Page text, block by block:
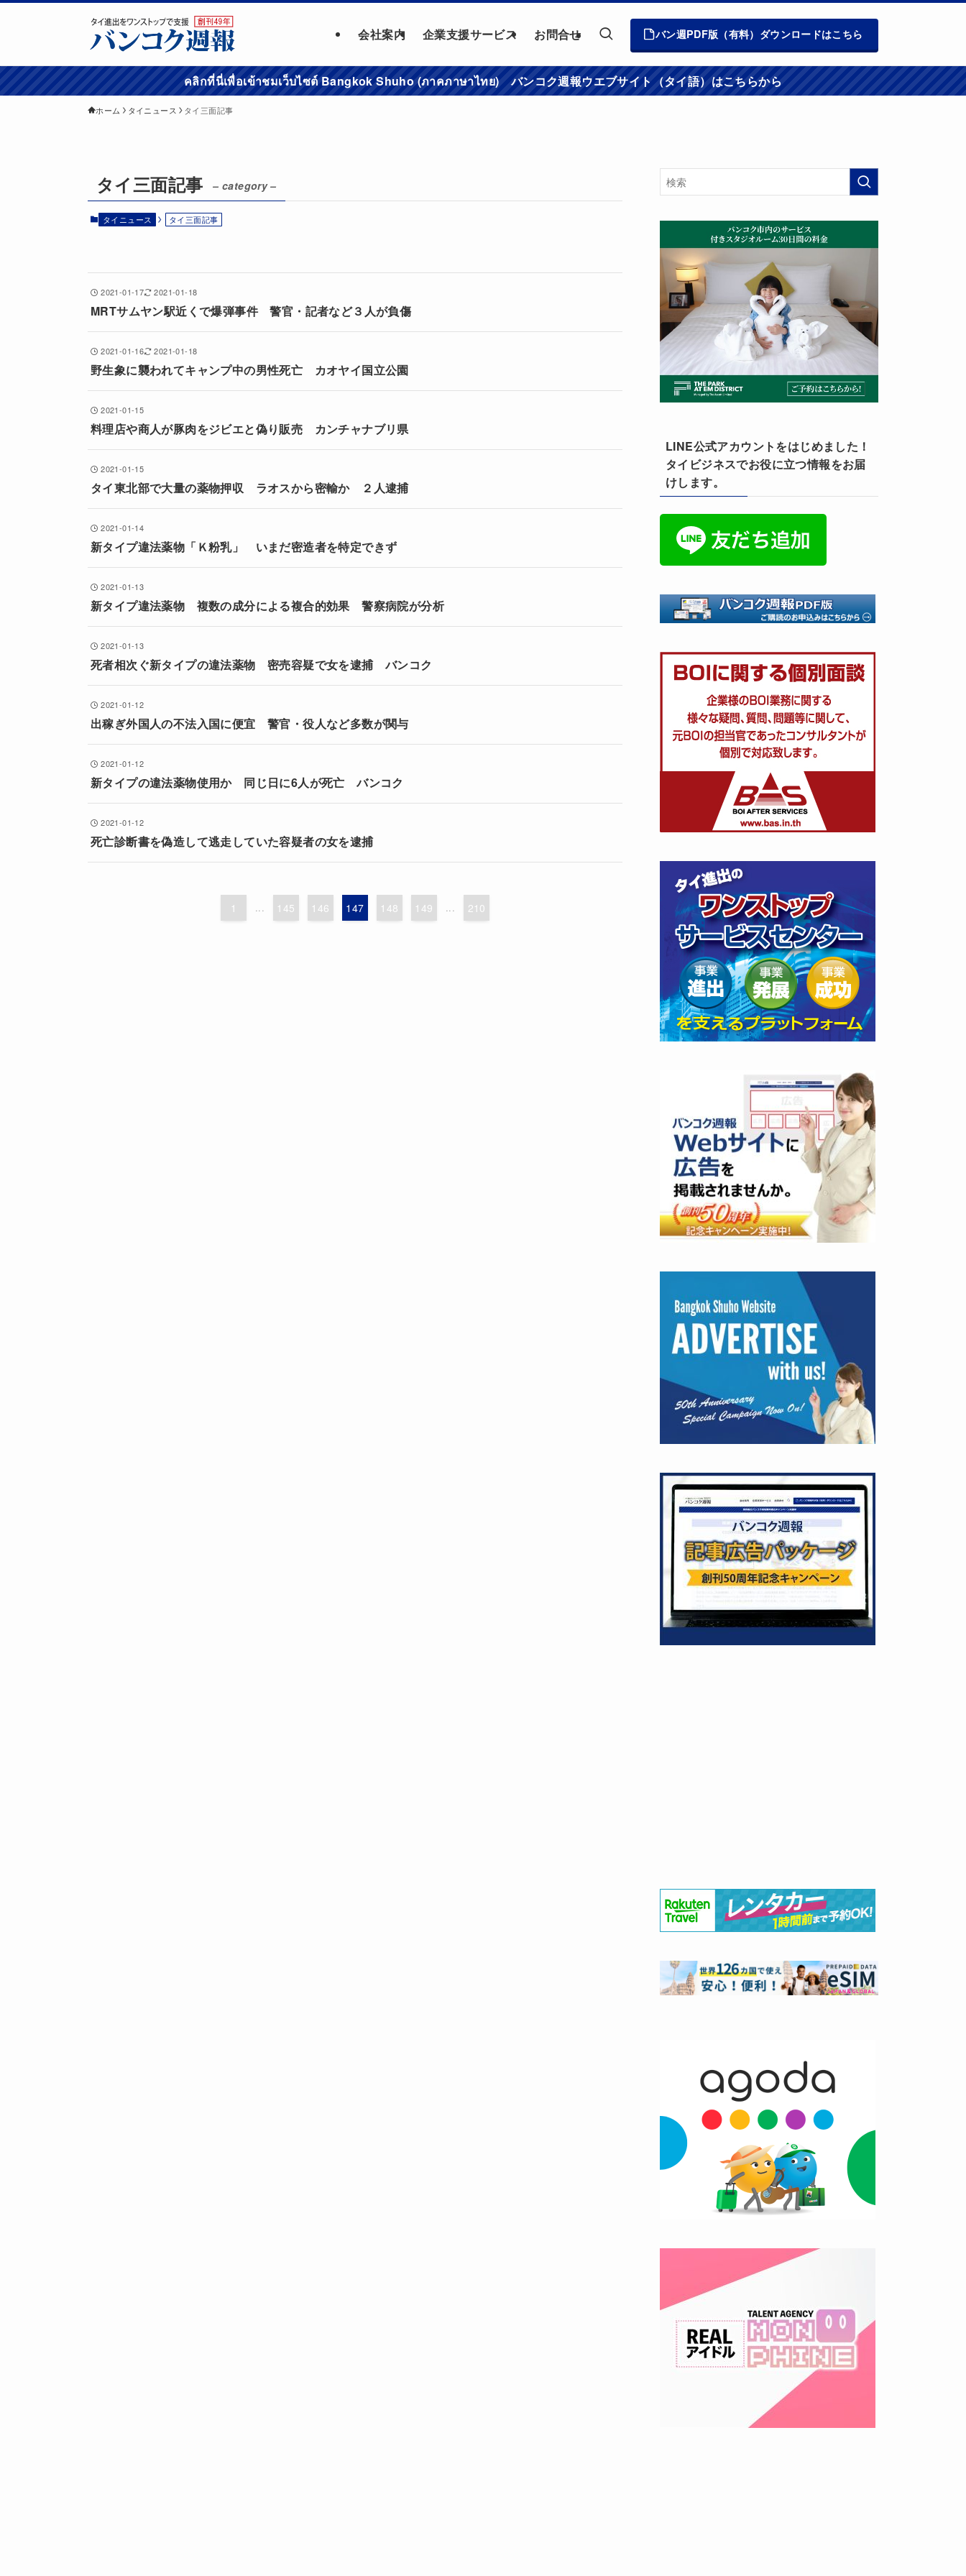
会社案内 企業支援サービス お問合せ バン週PDF版（有料）ダウンロードはこちら
คลิกที่นี่เพื่อเข้าชมเว็บไซต์ Bangkok Shuho (ภาคภาษาไทย) バンコク週報ウエブサイト（タイ語）はこちらから
ホーム タイニュース タイ三面記事
タイ三面記事 – category –
タイニュース タイ三面記事
2021-01-17 2021-01-18
MRTサムヤン駅近くで爆弾事件 警官・記者など３人が負傷
2021-01-16 2021-01-18
野生象に襲われてキャンプ中の男性死亡 カオヤイ国立公園
2021-01-15
料理店や商人が豚肉をジビエと偽り販売 カンチャナブリ県
2021-01-15
タイ東北部で大量の薬物押収 ラオスから密輸か ２人逮捕
2021-01-14
新タイプ違法薬物「Ｋ粉乳」 いまだ密造者を特定できず
2021-01-13
新タイプ違法薬物 複数の成分による複合的効果 警察病院が分析
2021-01-13
死者相次ぐ新タイプの違法薬物 密売容疑で女を逮捕 バンコク
2021-01-12
出稼ぎ外国人の不法入国に便宜 警官・役人など多数が関与
2021-01-12
新タイプの違法薬物使用か 同じ日に6人が死亡 バンコク
2021-01-12
死亡診断書を偽造して逃走していた容疑者の女を逮捕
1 ... 145 146 147 148 149 ... 210
LINE公式アカウントをはじめました！
タイビジネスでお役に立つ情報をお届
けします。